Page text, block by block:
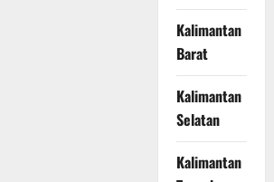
Kalimantan
Barat
Kalimantan
Selatan
Kalimantan